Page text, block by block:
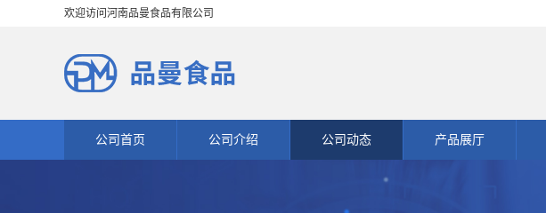
欢迎访问河南品曼食品有限公司
公司首页 公司介绍 公司动态 产品展厅